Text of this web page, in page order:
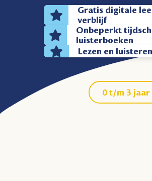
Gratis digitale
verblijf
Onbeperkt
luisterboeken
Lezen en
0 t/m 3 jaar